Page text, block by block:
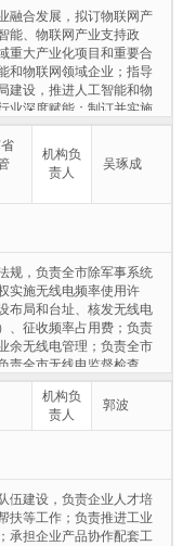
融合发展，拟订物联网产
能、物联网产业支持政
重大产业化项目和重要合
和物联网领域企业；指导
建设，推进人工智能和物
业深度赋能；制订并实施
、中长期规划和年度计
项目建设，推进跨行业、
责人工智能产业和物联网
机构负
责人
吴琢成
规，负责全市除军事系统
实施无线电频率使用许
布局和台址、核发无线电
、征收频率占用费；负责
余无线电管理；负责全市
责全市无线电监督检查、
范围内实施行政执法；领
成省无线电管理机构交办
理其他相关事宜。负责本
机构负
责人
郭波
伍建设，负责企业人才培
扶等工作；负责推进工业
承担企业产品协作配套工